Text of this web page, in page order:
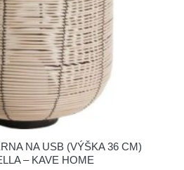
NA USB (VÝŠKA 36 CM)
– KAVE HOME